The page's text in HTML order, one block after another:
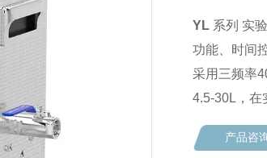
YL系列 实
功能、时间
采用三频率
4.5-30L，在
产品咨